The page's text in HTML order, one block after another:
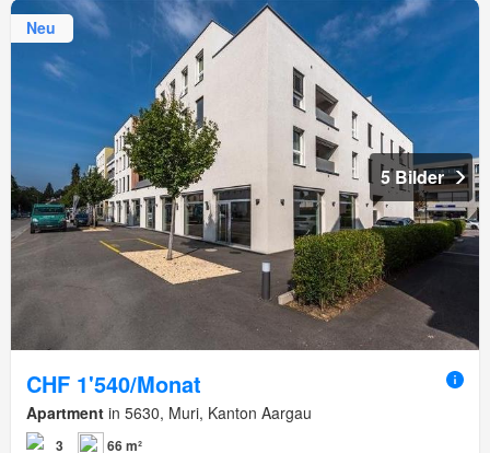
Neu
5 Bilder
CHF 1'540/Monat
Apartment in 5630, Muri, Kanton Aargau
3 66 m²